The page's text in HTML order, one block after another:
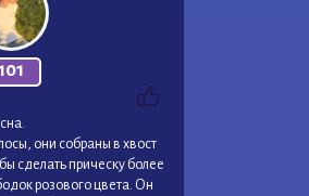
они собраны в хвост
сделать прическу более
розового цвета. Он